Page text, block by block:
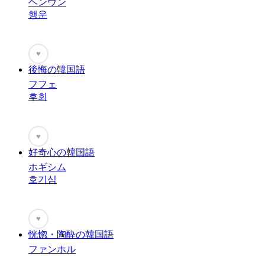
행운
♥
後悔の韓国語
フフェ
후회
♥
好奇心の韓国語
ホギシム
호기심
♥
恍惚・陶酔の韓国語
ファンホル